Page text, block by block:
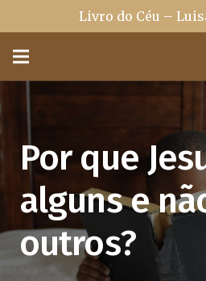
Livro do Céu –
Por que
alguns e
outros?